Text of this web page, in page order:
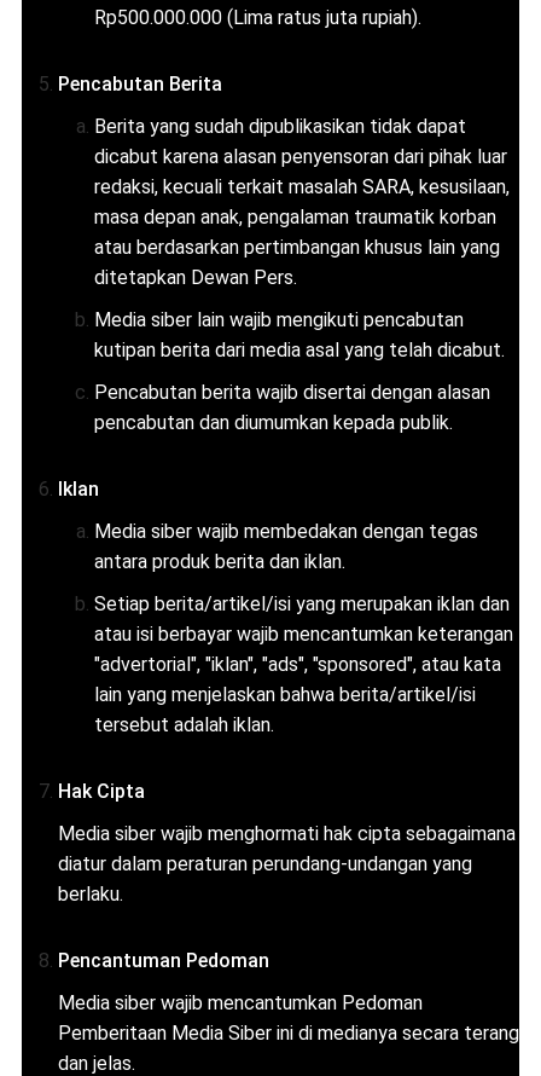
Rp500.000.000 (Lima ratus juta rupiah).
Pencabutan Berita
Berita yang sudah dipublikasikan tidak dapat
dicabut karena alasan penyensoran dari pihak luar
redaksi, kecuali terkait masalah SARA, kesusilaan,
masa depan anak, pengalaman traumatik korban
atau berdasarkan pertimbangan khusus lain yang
ditetapkan Dewan Pers.
Media siber lain wajib mengikuti pencabutan
kutipan berita dari media asal yang telah dicabut.
Pencabutan berita wajib disertai dengan alasan
pencabutan dan diumumkan kepada publik.
Iklan
Media siber wajib membedakan dengan tegas
antara produk berita dan iklan.
Setiap berita/artikel/isi yang merupakan iklan dan
atau isi berbayar wajib mencantumkan keterangan
"advertorial", "iklan", "ads", "sponsored", atau kata
lain yang menjelaskan bahwa berita/artikel/isi
tersebut adalah iklan.
Hak Cipta
Media siber wajib menghormati hak cipta sebagaimana
diatur dalam peraturan perundang-undangan yang
berlaku.
Pencantuman Pedoman
Media siber wajib mencantumkan Pedoman
Pemberitaan Media Siber ini di medianya secara terang
dan jelas.